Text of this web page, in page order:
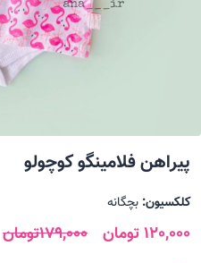
پیراهن فلامینگو کوچولو
کلکسیون: بچگانه
120,000 تومان 179,000تومان